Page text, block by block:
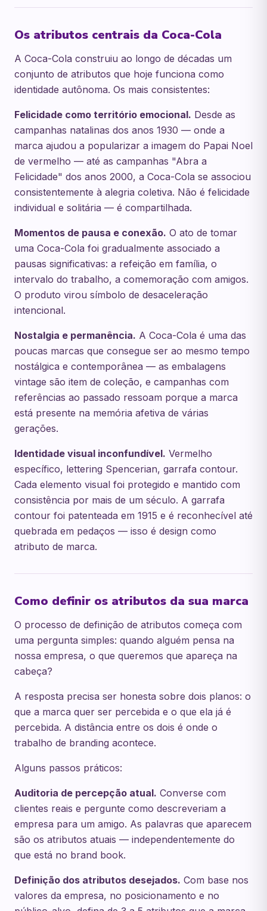
Os atributos centrais da Coca-Cola
A Coca-Cola construiu ao longo de décadas um
conjunto de atributos que hoje funciona como
identidade autônoma. Os mais consistentes:
Felicidade como território emocional. Desde as
campanhas natalinas dos anos 1930 — onde a
marca ajudou a popularizar a imagem do Papai Noel
de vermelho — até as campanhas "Abra a
Felicidade" dos anos 2000, a Coca-Cola se associou
consistentemente à alegria coletiva. Não é felicidade
individual e solitária — é compartilhada.
Momentos de pausa e conexão. O ato de tomar
uma Coca-Cola foi gradualmente associado a
pausas significativas: a refeição em família, o
intervalo do trabalho, a comemoração com amigos.
O produto virou símbolo de desaceleração
intencional.
Nostalgia e permanência. A Coca-Cola é uma das
poucas marcas que consegue ser ao mesmo tempo
nostálgica e contemporânea — as embalagens
vintage são item de coleção, e campanhas com
referências ao passado ressoam porque a marca
está presente na memória afetiva de várias
gerações.
Identidade visual inconfundível. Vermelho
específico, lettering Spencerian, garrafa contour.
Cada elemento visual foi protegido e mantido com
consistência por mais de um século. A garrafa
contour foi patenteada em 1915 e é reconhecível até
quebrada em pedaços — isso é design como
atributo de marca.
Como definir os atributos da sua marca
O processo de definição de atributos começa com
uma pergunta simples: quando alguém pensa na
nossa empresa, o que queremos que apareça na
cabeça?
A resposta precisa ser honesta sobre dois planos: o
que a marca quer ser percebida e o que ela já é
percebida. A distância entre os dois é onde o
trabalho de branding acontece.
Alguns passos práticos:
Auditoria de percepção atual. Converse com
clientes reais e pergunte como descreveriam a
empresa para um amigo. As palavras que aparecem
são os atributos atuais — independentemente do
que está no brand book.
Definição dos atributos desejados. Com base nos
valores da empresa, no posicionamento e no